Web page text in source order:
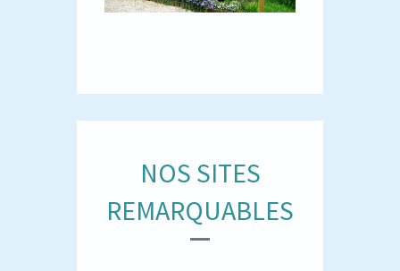
NOS SITES
REMARQUABLES